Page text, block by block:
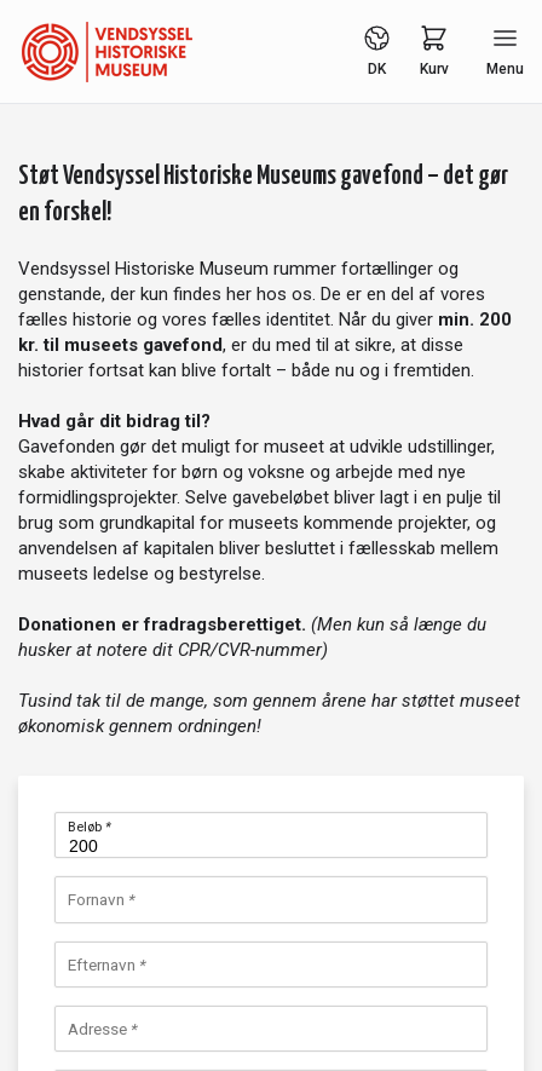
DK Kurv Menu
Støt Vendsyssel Historiske Museums gavefond – det gør
en forskel!
Vendsyssel Historiske Museum rummer fortællinger og
genstande, der kun findes her hos os. De er en del af vores
fælles historie og vores fælles identitet. Når du giver min. 200
kr. til museets gavefond, er du med til at sikre, at disse
historier fortsat kan blive fortalt – både nu og i fremtiden.
Hvad går dit bidrag til?
Gavefonden gør det muligt for museet at udvikle udstillinger,
skabe aktiviteter for børn og voksne og arbejde med nye
formidlingsprojekter. Selve gavebeløbet bliver lagt i en pulje til
brug som grundkapital for museets kommende projekter, og
anvendelsen af kapitalen bliver besluttet i fællesskab mellem
museets ledelse og bestyrelse.
Donationen er fradragsberettiget. (Men kun så længe du
husker at notere dit CPR/CVR-nummer)
Tusind tak til de mange, som gennem årene har støttet museet
økonomisk gennem ordningen!
Beløb*
Fornavn *
Efternavn *
Adresse *